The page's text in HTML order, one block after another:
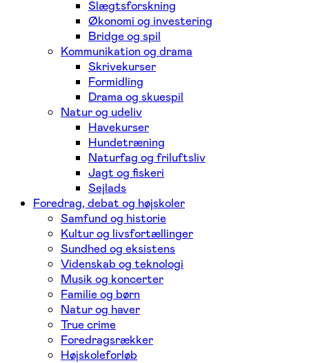
Slægtsforskning
Økonomi og investering
Bridge og spil
Kommunikation og drama
Skrivekurser
Formidling
Drama og skuespil
Natur og udeliv
Havekurser
Hundetræning
Naturfag og friluftsliv
Jagt og fiskeri
Sejlads
Foredrag, debat og højskoler
Samfund og historie
Kultur og livsfortællinger
Sundhed og eksistens
Videnskab og teknologi
Musik og koncerter
Familie og børn
Natur og haver
True crime
Foredragsrækker
Højskoleforløb